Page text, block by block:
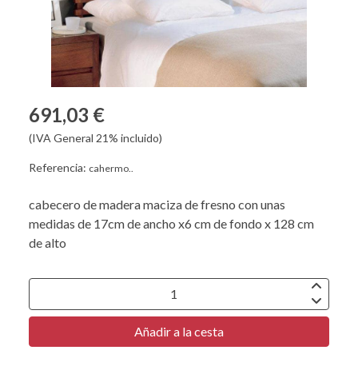
691,03 €
(IVA General 21% incluido)
Referencia: cahermo..
cabecero de madera maciza de fresno con unas
medidas de 17cm de ancho x6 cm de fondo x 128 cm
de alto
Añadir a la cesta